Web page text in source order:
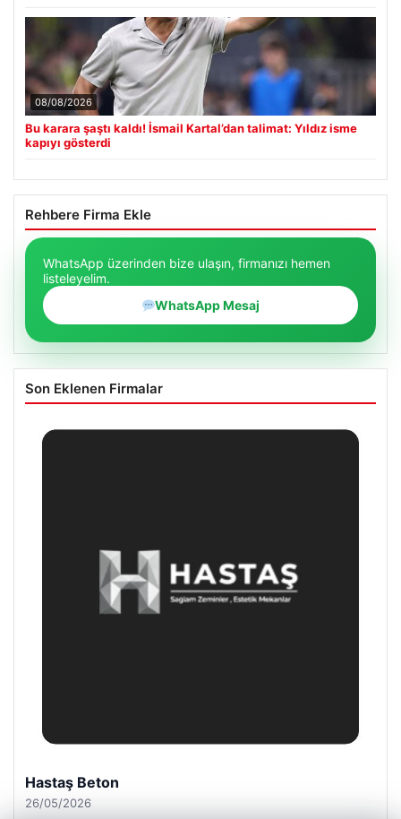
08/08/2026
Bu karara şaştı kaldı! İsmail Kartal’dan talimat: Yıldız isme
kapıyı gösterdi
Rehbere Firma Ekle
WhatsApp üzerinden bize ulaşın, firmanızı hemen
listeleyelim.
WhatsApp Mesaj
Son Eklenen Firmalar
Enes Kaplan Avukatlık Bürosu
28/04/2026